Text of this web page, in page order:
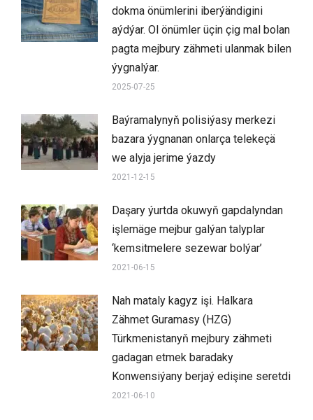
dokma önümlerini iberýändigini
aýdýar. Ol önümler üçin çig mal bolan
pagta mejbury zähmeti ulanmak bilen
ýygnalýar.
2025-07-25
Baýramalynyň polisiýasy merkezi
bazara ýygnanan onlarça telekeçä
we alyja jerime ýazdy
2021-12-15
Daşary ýurtda okuwyň gapdalyndan
işlemäge mejbur galýan talyplar
‘kemsitmelere sezewar bolýar’
2021-06-15
Nah mataly kagyz işi. Halkara
Zähmet Guramasy (HZG)
Türkmenistanyň mejbury zähmeti
gadagan etmek baradaky
Konwensiýany berjaý edişine seretdi
2021-06-10